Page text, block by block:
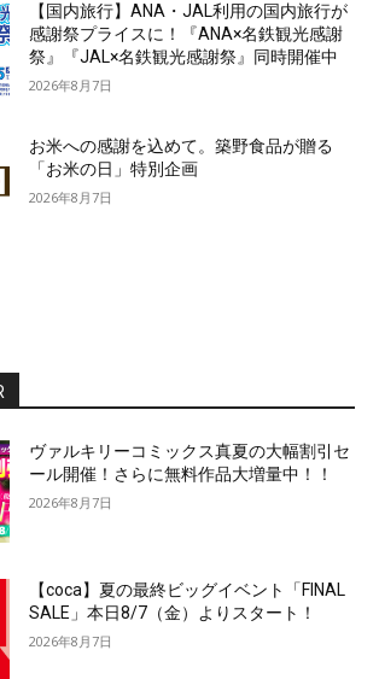
【国内旅行】ANA・JAL利用の国内旅行が
感謝祭プライスに！『ANA×名鉄観光感謝
祭』『JAL×名鉄観光感謝祭』同時開催中
2026年8月7日
お米への感謝を込めて。築野食品が贈る
「お米の日」特別企画
2026年8月7日
ヴァルキリーコミックス真夏の大幅割引セ
ール開催！さらに無料作品大増量中！！
2026年8月7日
【coca】夏の最終ビッグイベント「FINAL
SALE」本日8/7（金）よりスタート！
2026年8月7日